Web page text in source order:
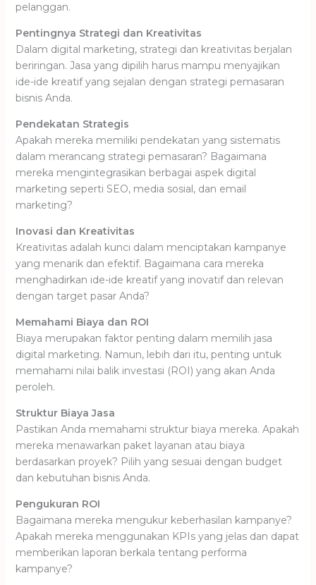
pelanggan.
Pentingnya Strategi dan Kreativitas
Dalam digital marketing, strategi dan kreativitas berjalan
beriringan. Jasa yang dipilih harus mampu menyajikan
ide-ide kreatif yang sejalan dengan strategi pemasaran
bisnis Anda.
Pendekatan Strategis
Apakah mereka memiliki pendekatan yang sistematis
dalam merancang strategi pemasaran? Bagaimana
mereka mengintegrasikan berbagai aspek digital
marketing seperti SEO, media sosial, dan email
marketing?
Inovasi dan Kreativitas
Kreativitas adalah kunci dalam menciptakan kampanye
yang menarik dan efektif. Bagaimana cara mereka
menghadirkan ide-ide kreatif yang inovatif dan relevan
dengan target pasar Anda?
Memahami Biaya dan ROI
Biaya merupakan faktor penting dalam memilih jasa
digital marketing. Namun, lebih dari itu, penting untuk
memahami nilai balik investasi (ROI) yang akan Anda
peroleh.
Struktur Biaya Jasa
Pastikan Anda memahami struktur biaya mereka. Apakah
mereka menawarkan paket layanan atau biaya
berdasarkan proyek? Pilih yang sesuai dengan budget
dan kebutuhan bisnis Anda.
Pengukuran ROI
Bagaimana mereka mengukur keberhasilan kampanye?
Apakah mereka menggunakan KPIs yang jelas dan dapat
memberikan laporan berkala tentang performa
kampanye?